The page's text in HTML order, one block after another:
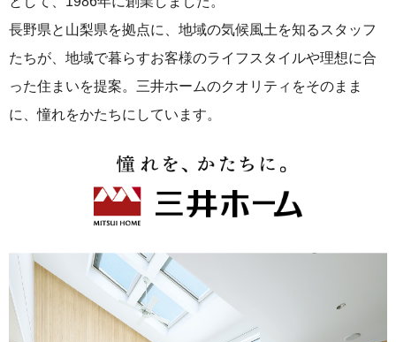
長野県と山梨県を拠点に、地域の気候風土を知るスタッフ
たちが、地域で暮らすお客様のライフスタイルや理想に合
った住まいを提案。三井ホームのクオリティをそのまま
に、憧れをかたちにしています。